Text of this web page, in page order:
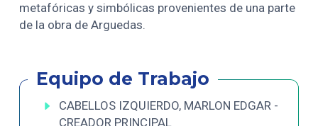
metafóricas y simbólicas provenientes de una parte
de la obra de Arguedas.
Equipo de Trabajo
CABELLOS IZQUIERDO, MARLON EDGAR -
CREADOR PRINCIPAL